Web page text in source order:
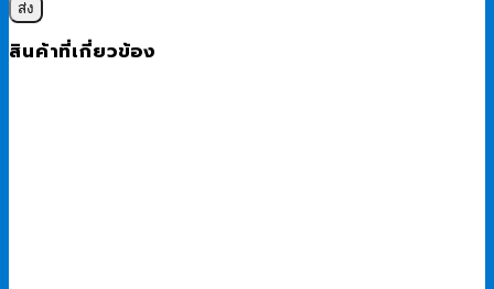
สินค้าที่เกี่ยวข้อง